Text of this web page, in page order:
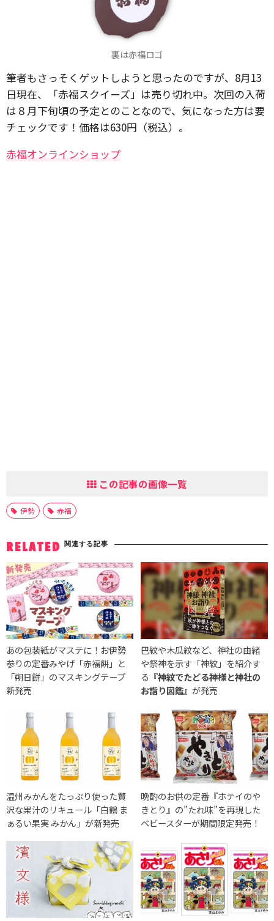
裏は赤福ロゴ
筆者もさっそくゲットしようと思ったのですが、8月13
日現在、「赤福スクイーズ」は売り切れ中。次回の入荷
は８月下旬頃の予定とのことなので、気になった方は要
チェックです！価格は630円（税込）。
赤福オンラインショップ
この記事の画像一覧
伊勢 赤福
RELATED 関連する記事
あの包装紙がマステに！お伊勢
参りの定番みやげ「赤福餅」と
「朔日餅」のマスキングテープ
新発売
巴紋や木瓜紋など、神社の由緒
や祭神を示す「神紋」を紹介す
る 『神紋でたどる神様と神社の
お詣り図鑑』が発売
温州みかんをたっぷり使った贅
沢な果汁のリキュール「白鶴 ま
ぁるい果実 みかん」が新発売
晩酌のお供の定番『ホテイのや
きとり』の”たれ味”を再現した
ベビースターが期間限定発売！